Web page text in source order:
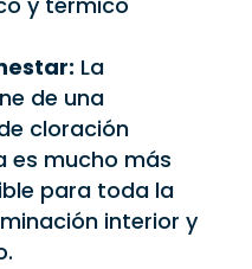
La
de una
cloración
es mucho más
para toda la
interior y